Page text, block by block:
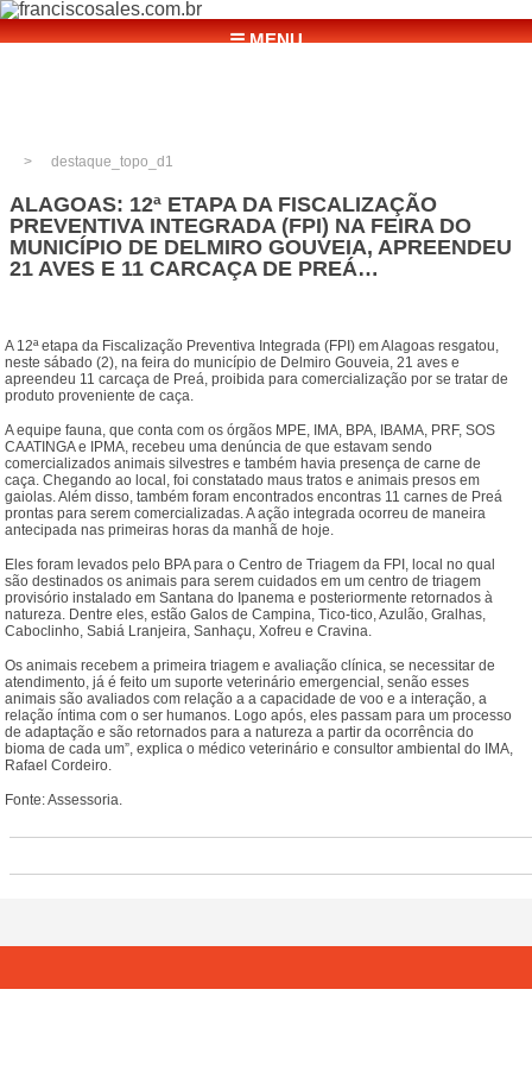
☰ MENU
destaque_topo_d1
ALAGOAS: 12ª ETAPA DA FISCALIZAÇÃO
PREVENTIVA INTEGRADA (FPI) NA FEIRA DO
MUNICÍPIO DE DELMIRO GOUVEIA, APREENDEU
21 AVES E 11 CARCAÇA DE PREÁ…
A 12ª etapa da Fiscalização Preventiva Integrada (FPI) em Alagoas resgatou,
neste sábado (2), na feira do município de Delmiro Gouveia, 21 aves e
apreendeu 11 carcaça de Preá, proibida para comercialização por se tratar de
produto proveniente de caça.
A equipe fauna, que conta com os órgãos MPE, IMA, BPA, IBAMA, PRF, SOS
CAATINGA e IPMA, recebeu uma denúncia de que estavam sendo
comercializados animais silvestres e também havia presença de carne de
caça. Chegando ao local, foi constatado maus tratos e animais presos em
gaiolas. Além disso, também foram encontrados encontras 11 carnes de Preá
prontas para serem comercializadas. A ação integrada ocorreu de maneira
antecipada nas primeiras horas da manhã de hoje.
Eles foram levados pelo BPA para o Centro de Triagem da FPI, local no qual
são destinados os animais para serem cuidados em um centro de triagem
provisório instalado em Santana do Ipanema e posteriormente retornados à
natureza. Dentre eles, estão Galos de Campina, Tico-tico, Azulão, Gralhas,
Caboclinho, Sabiá Lranjeira, Sanhaçu, Xofreu e Cravina.
Os animais recebem a primeira triagem e avaliação clínica, se necessitar de
atendimento, já é feito um suporte veterinário emergencial, senão esses
animais são avaliados com relação a a capacidade de voo e a interação, a
relação íntima com o ser humanos. Logo após, eles passam para um processo
de adaptação e são retornados para a natureza a partir da ocorrência do
bioma de cada um”, explica o médico veterinário e consultor ambiental do IMA,
Rafael Cordeiro.
Fonte: Assessoria.